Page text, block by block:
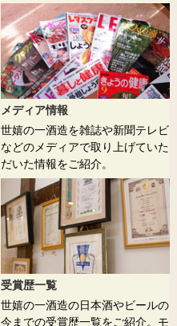
メディア情報
世嬉の一酒造を雑誌や新聞テレビ
などのメディアで取り上げていた
だいた情報をご紹介。
受賞歴一覧
世嬉の一酒造の日本酒やビールの
今までの受賞歴一覧をご紹介。モ